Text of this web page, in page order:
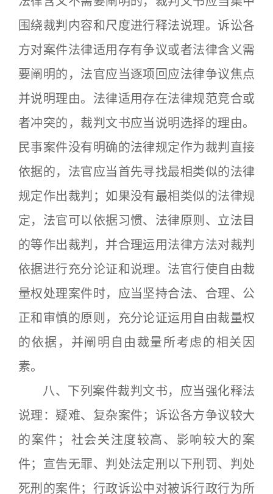
围绕裁判内容和尺度进行释法说理。诉讼各
方对案件法律适用存有争议或者法律含义需
要阐明的，法官应当逐项回应法律争议焦点
并说明理由。法律适用存在法律规范竞合或
者冲突的，裁判文书应当说明选择的理由。
民事案件没有明确的法律规定作为裁判直接
依据的，法官应当首先寻找最相类似的法律
规定作出裁判；如果没有最相类似的法律规
定，法官可以依据习惯、法律原则、立法目
的等作出裁判，并合理运用法律方法对裁判
依据进行充分论证和说理。法官行使自由裁
量权处理案件时，应当坚持合法、合理、公
正和审慎的原则，充分论证运用自由裁量权
的依据，并阐明自由裁量所考虑的相关因
素。
八、下列案件裁判文书，应当强化释法
说理：疑难、复杂案件；诉讼各方争议较大
的案件；社会关注度较高、影响较大的案
件；宣告无罪、判处法定刑以下刑罚、判处
死刑的案件；行政诉讼中对被诉行政行为所